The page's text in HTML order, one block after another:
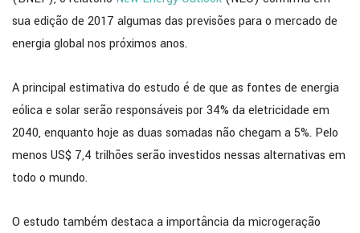
sua edição de 2017 algumas das previsões para o mercado de
energia global nos próximos anos.
A principal estimativa do estudo é de que as fontes de energia
eólica e solar serão responsáveis por 34% da eletricidade em
2040, enquanto hoje as duas somadas não chegam a 5%. Pelo
menos US$ 7,4 trilhões serão investidos nessas alternativas em
todo o mundo.
O estudo também destaca a importância da microgeração